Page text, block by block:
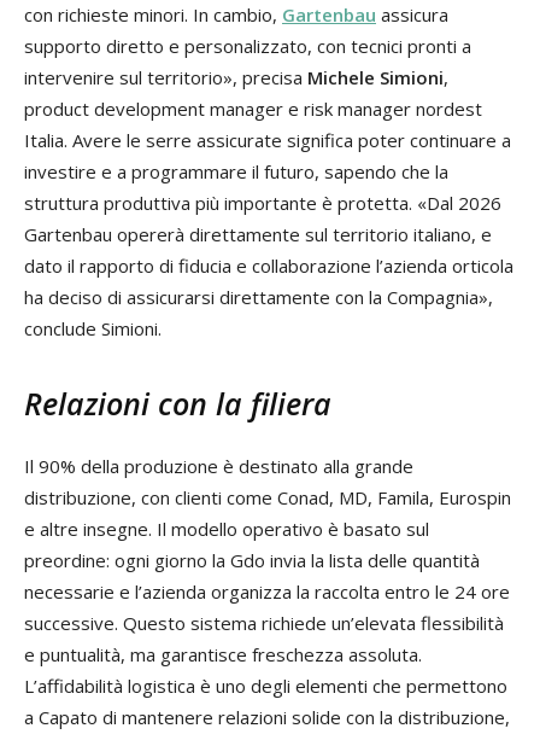
con richieste minori. In cambio, Gartenbau assicura
supporto diretto e personalizzato, con tecnici pronti a
intervenire sul territorio», precisa Michele Simioni,
product development manager e risk manager nordest
Italia. Avere le serre assicurate significa poter continuare a
investire e a programmare il futuro, sapendo che la
struttura produttiva più importante è protetta. «Dal 2026
Gartenbau opererà direttamente sul territorio italiano, e
dato il rapporto di fiducia e collaborazione l’azienda orticola
ha deciso di assicurarsi direttamente con la Compagnia»,
conclude Simioni.
Relazioni con la filiera
Il 90% della produzione è destinato alla grande
distribuzione, con clienti come Conad, MD, Famila, Eurospin
e altre insegne. Il modello operativo è basato sul
preordine: ogni giorno la Gdo invia la lista delle quantità
necessarie e l’azienda organizza la raccolta entro le 24 ore
successive. Questo sistema richiede un’elevata flessibilità
e puntualità, ma garantisce freschezza assoluta.
L’affidabilità logistica è uno degli elementi che permettono
a Capato di mantenere relazioni solide con la distribuzione,